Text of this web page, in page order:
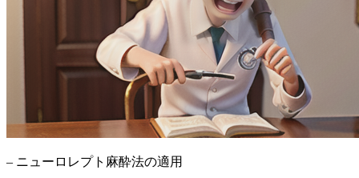
– ニューロレプト麻酔法の適用